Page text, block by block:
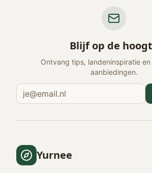
Blijf op de
Ontvang tips, landeninspiratie
aanbiedingen.
Yurnee